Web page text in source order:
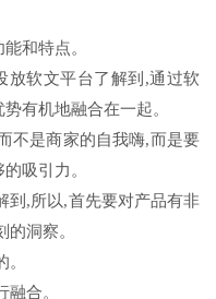
和特点。
放软文平台了解到,通过软
有机地融合在一起。
不是商家的自我嗨,而是要
吸引力。
到,所以,首先要对产品有非
洞察。
合。